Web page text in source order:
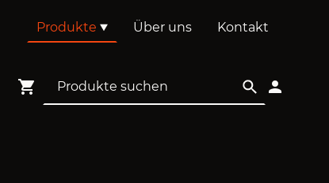
Produkte Über uns Kontakt